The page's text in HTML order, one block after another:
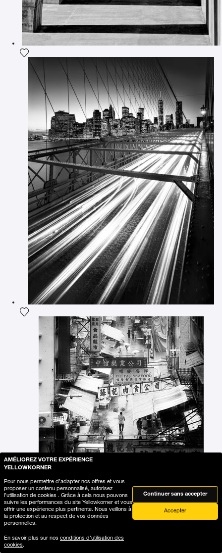
Ajouter la photographie à ma wishlist
AMÉLIOREZ VOTRE EXPÉRIENCE
YELLOWKORNER
Pour nous permettre d’adapter nos offres et vous
proposer un contenu personnalisé, autorisez
l’utilisation de cookies . Grâce à cela nous pouvons
suivre les performances du site Yellowkorner et vous
offrir une expérience plus pertinente. Nous veillons à
la protection et au respect de vos données
personnelles.
En savoir plus sur nos conditions d'utilisation des
cookies.
Continuer sans accepter
Accepter